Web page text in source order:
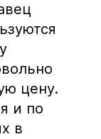
цену.
и по
в